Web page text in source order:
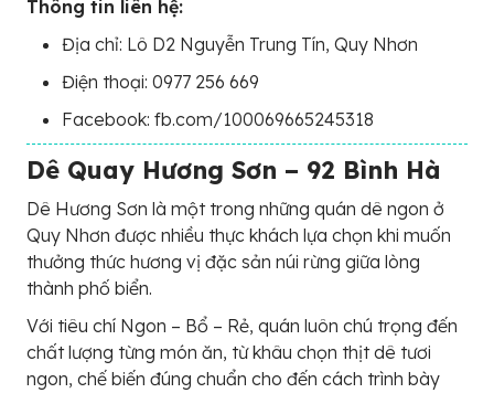
Thông tin liên hệ:
Địa chỉ: Lô D2 Nguyễn Trung Tín, Quy Nhơn
Điện thoại: 0977 256 669
Facebook: fb.com/100069665245318
Dê Quay Hương Sơn – 92 Bình Hà
Dê Hương Sơn là một trong những quán dê ngon ở
Quy Nhơn được nhiều thực khách lựa chọn khi muốn
thưởng thức hương vị đặc sản núi rừng giữa lòng
thành phố biển.
Với tiêu chí Ngon – Bổ – Rẻ, quán luôn chú trọng đến
chất lượng từng món ăn, từ khâu chọn thịt dê tươi
ngon, chế biến đúng chuẩn cho đến cách trình bày